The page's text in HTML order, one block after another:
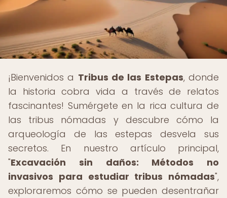
¡Bienvenidos a Tribus de las Estepas, donde
la historia cobra vida a través de relatos
fascinantes! Sumérgete en la rica cultura de
las tribus nómadas y descubre cómo la
arqueología de las estepas desvela sus
secretos. En nuestro artículo principal,
"Excavación sin daños: Métodos no
invasivos para estudiar tribus nómadas",
exploraremos cómo se pueden desentrañar